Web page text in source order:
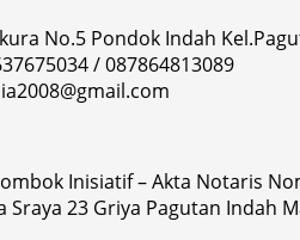
No.5 Pondok Indah
/ 087864813089
Inisiatif – Akta Notaris
Sraya 23 Griya Pagutan Indah